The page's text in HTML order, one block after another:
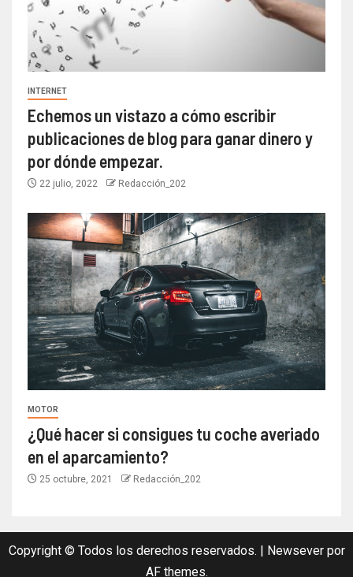
INTERNET
Echemos un vistazo a cómo escribir
publicaciones de blog para ganar dinero y
por dónde empezar.
22 julio, 2022 Redacción_202
MOTOR
¿Qué hacer si consigues tu coche averiado
en el aparcamiento?
25 octubre, 2021 Redacción_202
Copyright © Todos los derechos reservados. | Newseverpor
AF themes.